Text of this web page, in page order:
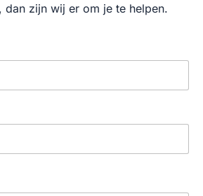
zijn wij er om je te helpen.